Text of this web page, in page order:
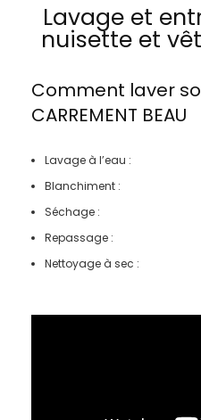
Lavage et
nuisette et
Comment laver
CARREMENT BEAU
Lavage à l’eau :
Blanchiment :
Séchage :
Repassage :
Nettoyage à sec :